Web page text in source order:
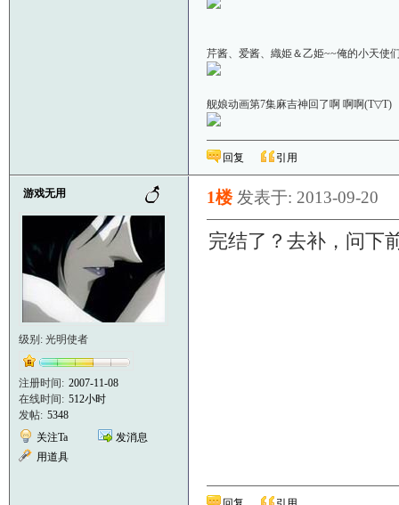
芹酱、爱酱、織姫＆乙姫~~俺的小天使
舰娘动画第7集麻吉神回了啊 啊啊
回复 引用
游戏无用
级别: 光明使者
注册时间: 2007-11-08
在线时间: 512小时
发帖: 5348
关注Ta
发消息
用道具
1楼 发表于: 2013-09-20
完结了？去补，问下